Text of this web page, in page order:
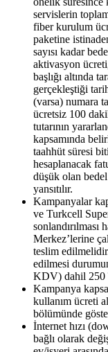
servislerin
fiber kurulum
paketine
sayısı kadar
aktivasyon
başlığı altında
gerçekleştiği
(varsa) numara
ücretsiz 100
tutarının
kapsamında
taahhüt süresi
hesaplanacak
düşük olan
yansıtılır.
Kampanyalar
ve Turkcell
Merkez’lerine
teslim
edilmesi
KDV) dahil 250
Kampanya
kullanım ücreti
bölümünde
İnternet hızı
bağlı olarak